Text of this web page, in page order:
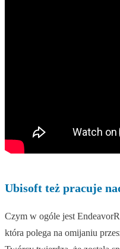
Ubisoft też pracuje
Czym w ogóle jest
która polega na omijaniu